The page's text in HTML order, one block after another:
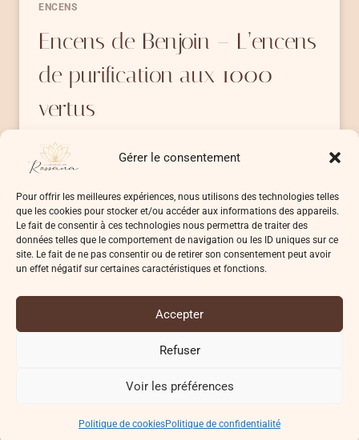
Gérer le consentement
Pour offrir les meilleures expériences, nous utilisons des technologies telles
que les cookies pour stocker et/ou accéder aux informations des appareils.
Le fait de consentir à ces technologies nous permettra de traiter des
données telles que le comportement de navigation ou les ID uniques sur ce
site. Le fait de ne pas consentir ou de retirer son consentement peut avoir
un effet négatif sur certaines caractéristiques et fonctions.
Accepter
Refuser
Voir les préférences
Politique de cookiesPolitique de confidentialité
ENCENS
Encens de Benjoin – L’encens
de purification aux 1000
vertus
Tu as déjà entendu parler de l’encens de
Benjoin? Cet encens est…
LIRE LA SUITEENCENS
DE
BENJOIN
–
L’ENCENS
VERTUS
© 2026 L'UNIVERS DE ROSSANA
Conditions Générales de Vente (CGV)
Politique de confidentialité